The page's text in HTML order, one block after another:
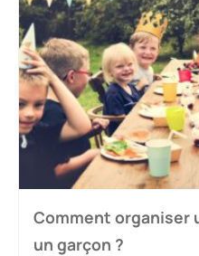
Comment organiser
un garçon ?